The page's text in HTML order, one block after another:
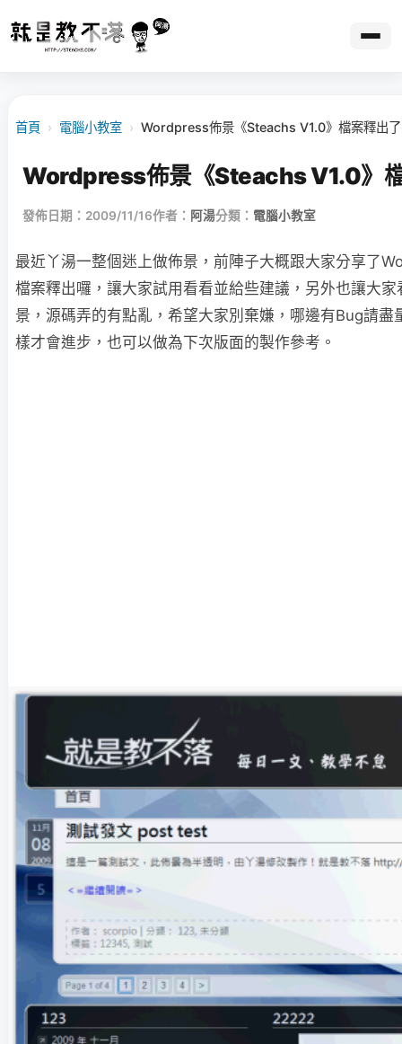
首頁 › 電腦小教室 › Wordpress佈景《Steachs V1.0》檔案釋出
Wordpress佈景《Steachs V1.0》
發佈日期：2009/11/16作者： 阿湯分類： 電腦小教室
最近丫湯一整個迷上做佈景，前陣子大概跟大家分享了
檔案釋出囉，讓大家試用看看並給些建議，另外也讓大
景，源碼弄的有點亂，希望大家別棄嫌，哪邊有Bug請
樣才會進步，也可以做為下次版面的製作參考。